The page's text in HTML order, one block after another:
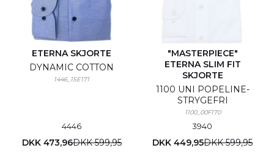
ETERNA SKJORTE
DYNAMIC COTTON
1446_15E171
4446
DKK 473,96DKK 599,95
"MASTERPIECE"
ETERNA SLIM FIT
SKJORTE
1100 UNI POPELINE-
STRYGEFRI
1100_00F170
3940
DKK 449,95DKK 599,95